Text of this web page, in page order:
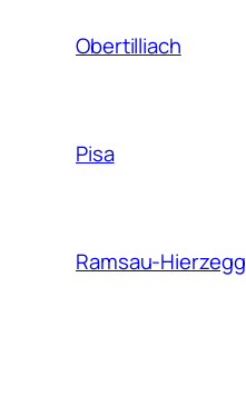
Obertilliach
Pisa
Ramsau-Hierzegg